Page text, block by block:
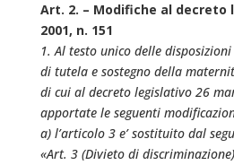
Art. 2. – Modifiche al decreto
2001, n. 151
1. Al testo unico delle
di tutela e sostegno della
di cui al decreto legislativo 26
apportate le seguenti
a) l’articolo 3 e’ sostituito dal
«Art. 3 (Divieto di